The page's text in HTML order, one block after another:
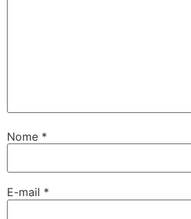
Nome *
E-mail *